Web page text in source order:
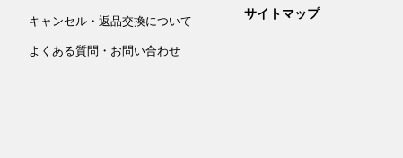
キャンセル・返品交換について
よくある質問・お問い合わせ
サイトマップ